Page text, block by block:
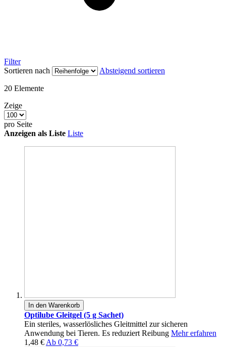
Filter
Sortieren nach
Absteigend sortieren
20 Elemente
Zeige
pro Seite
Anzeigen als Liste Liste
In den Warenkorb
Optilube Gleitgel (5 g Sachet)
Ein steriles, wasserlösliches Gleitmittel zur sicheren
Anwendung bei Tieren. Es reduziert Reibung Mehr erfahren
1,48 € Ab 0,73 €